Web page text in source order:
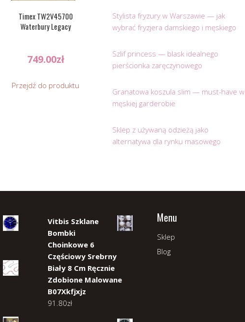
Timex TW2V45700
Waterbury Legacy
749.00zł
Przejdź do produktu
Stylista fryzury w Warszawie — jak
wybrać fryzjera damskiego i męskiego
Szlif princess — blask idealnego
pierścionka zaręczynowego
Granatowa koszula slim — must-have w
męskiej garderobie
Sklep z używaną odzieżą jako
alternatywa dla rynku masowego
Vitbis Szklane
Bombki
Choinkowe 6
Częściowy Srebrny
Biały 8 Cm Ręcznie
Zdobione Malowane
B07Xkfjxjz
91.80zł
Menu
Sklep
Blog